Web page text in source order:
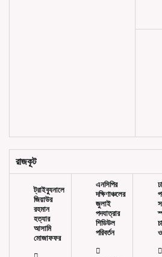
রাজকূট
ট্রাইব্যুনালে
জিয়াউর
রহমান
হত্যার
আসামি
মোজাফফর
এনসিপির
দক্ষিণাঞ্চলের
জুলাই
পদযাত্রার
শিডিউল
পরিবর্তন